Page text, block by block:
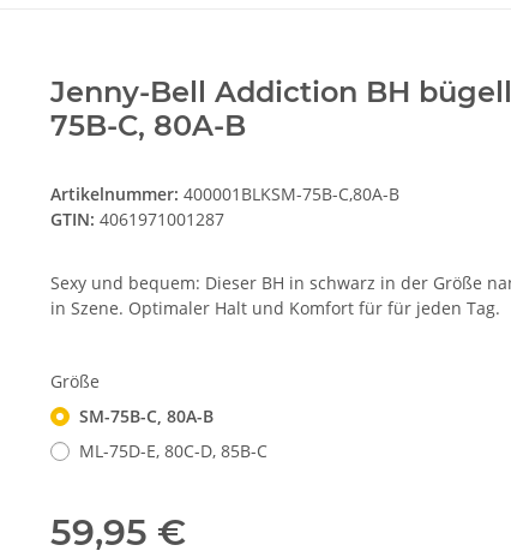
Jenny-Bell Addiction BH
75B-C, 80A-B
Artikelnummer: 400001BLKSM-75B-C,80A-B
GTIN: 4061971001287
Sexy und bequem: Dieser BH in schwarz in der Größe
in Szene. Optimaler Halt und Komfort für für jeden Tag.
Größe
SM-75B-C, 80A-B
ML-75D-E, 80C-D, 85B-C
59,95 €